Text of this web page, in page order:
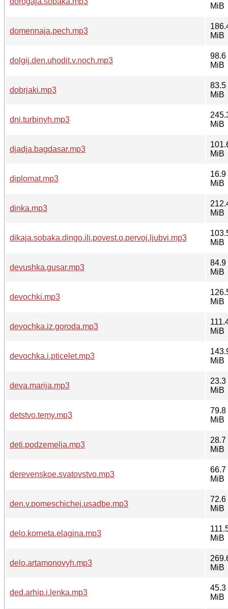
MiB
domennaja.pech.mp3
MiB
dolgij.den.uhodit.v.noch.mp3
98.6
MiB
dobrjaki.mp3
83.5
MiB
dni.turbinyh.mp3
MiB
djadja.bagdasar.mp3
MiB
diplomat.mp3
16.9
MiB
dinka.mp3
MiB
dikaja.sobaka.dingo.ili.povest.o.pervoj.ljubvi.mp3
MiB
devushka.gusar.mp3
84.9
MiB
devochki.mp3
MiB
devochka.iz.goroda.mp3
MiB
devochka.i.pticelet.mp3
MiB
deva.marija.mp3
23.3
MiB
detstvo.temy.mp3
79.8
MiB
deti.podzemelja.mp3
28.7
MiB
derevenskoe.svatovstvo.mp3
66.7
MiB
den.v.pomeschichej.usadbe.mp3
72.6
MiB
delo.korneta.elagina.mp3
MiB
delo.artamonovyh.mp3
MiB
ded.arhip.i.lenka.mp3
45.3
MiB